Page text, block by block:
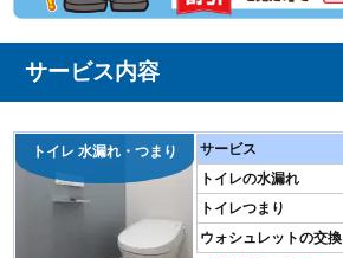
サービス内容
トイレ 水漏れ・つまり サービス
トイレの水漏れ
トイレつまり
ウォシュレットの交換